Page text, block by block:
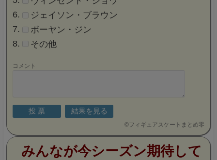
ジェイソン・ブラウン
ボーヤン・ジン
その他
コメント
©フィギュアスケートまとめ零
みんなが今シーズン期待して